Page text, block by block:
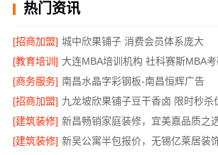
热门资讯
[招商加盟] 城中欣果铺子 消费会员体系庞大
[教育培训] 大连MBA培训机构 社科赛斯MBA
[商务服务] 南昌水晶字彩钢板-南昌恒辉广告
[招商加盟] 九龙坡欣果铺子豆干香卤 限时秒杀
[建筑装修] 新昌畅销家庭装修，宜美嘉品质之
[建筑装修] 新吴公寓半包报价，无锡亿莱居装